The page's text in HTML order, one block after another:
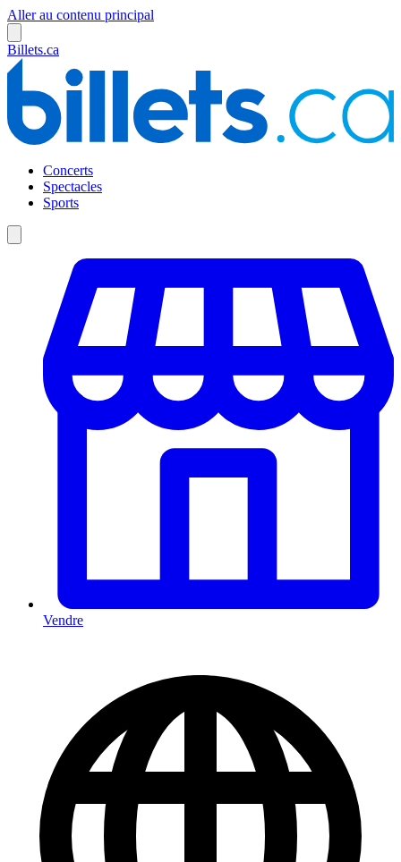
Aller au contenu principal
Billets.ca
Concerts
Spectacles
Sports
Vendre